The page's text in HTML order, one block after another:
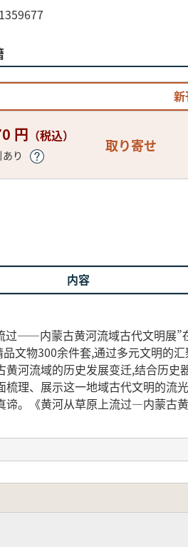
新
円 （税込）
り
取り寄せ
内容
——内蒙古黄河流域古代文明展”
文物300余件套,通过多元文明的
河流域的历史发展变迁,结合历
理、展示这一地域古代文明的流
。《黄河从草原上流过—内蒙古